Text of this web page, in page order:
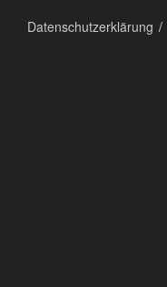
Datenschutzerklärung